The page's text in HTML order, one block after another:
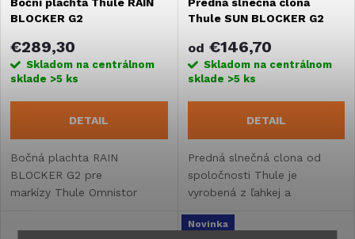
BLOCKER G2
€289,30
Skladom na centrálnom
sklade >5 ks
DETAIL
Bočná plachta RAIN
BLOCKER G2 pre
markízy Thule Omnistor
Thule SUN BLOCKER G2
od €146,70
Skladom na centrálnom
sklade >5 ks
DETAIL
Predná slnečná clona od
spoločnosti Thule je
vyrobená z ľahkej a
pre všetky typy markízy
Novinka